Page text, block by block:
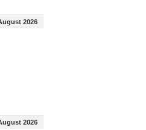
2026
2026